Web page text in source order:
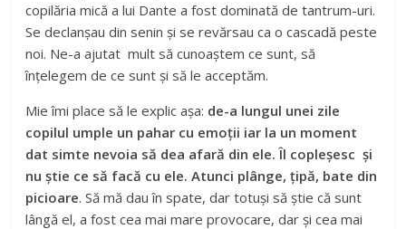
copilăria mică a lui Dante a fost dominată de tantrum-uri.
Se declanșau din senin și se revărsau ca o cascadă peste
noi. Ne-a ajutat mult să cunoaștem ce sunt, să
înțelegem de ce sunt și să le acceptăm.
Mie îmi place să le explic așa: de-a lungul unei zile
copilul umple un pahar cu emoții iar la un moment
dat simte nevoia să dea afară din ele. Îl copleșesc și
nu știe ce să facă cu ele. Atunci plânge, țipă, bate din
picioare. Să mă dau în spate, dar totuși să știe că sunt
lângă el, a fost cea mai mare provocare, dar și cea mai